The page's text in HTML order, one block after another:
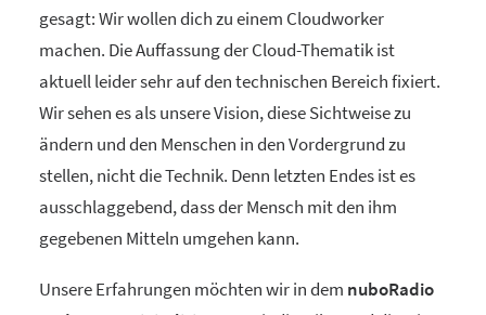
gesagt: Wir wollen dich zu einem Cloudworker
machen. Die Auffassung der Cloud-Thematik ist
aktuell leider sehr auf den technischen Bereich fixiert.
Wir sehen es als unsere Vision, diese Sichtweise zu
ändern und den Menschen in den Vordergrund zu
stellen, nicht die Technik. Denn letzten Endes ist es
ausschlaggebend, dass der Mensch mit den ihm
gegebenen Mitteln umgehen kann.
Unsere Erfahrungen möchten wir in dem nuboRadio